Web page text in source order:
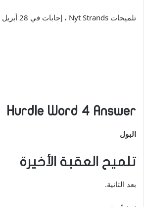
تلميحات Nyt Strands ، إجابات في 28 أبريل
Hurdle Word 4 Answer
البول
تلميح العقبة الأخيرة
بعد الثانية.